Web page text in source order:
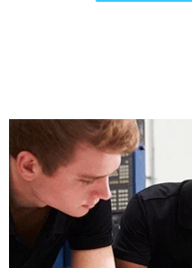
Regarder une vidéo
Lire l'étude de cas complète